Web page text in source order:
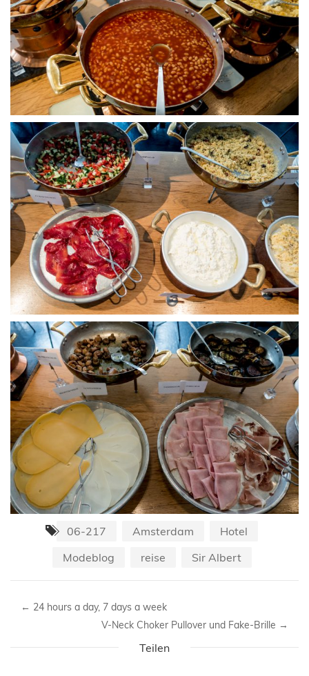
06-217 Amsterdam
Hotel
Modeblog
reise Sir Albert
← 24 hours a day, 7 days a week
V-Neck Choker Pullover und Fake-Brille →
Teilen